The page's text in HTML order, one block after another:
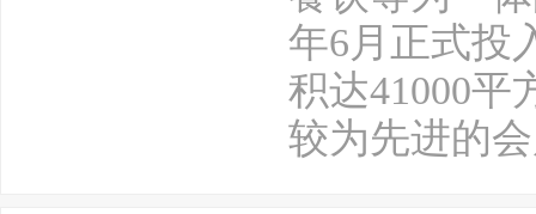
年6月正式投
积达41000平
较为先进的